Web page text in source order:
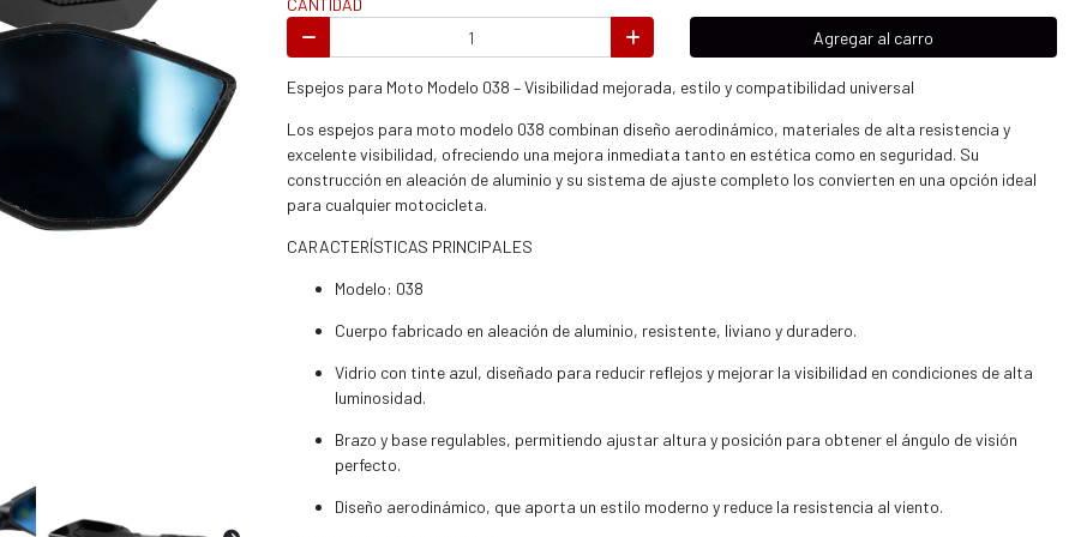
/ enduro
/ enduro / ATV
CANTIDAD
Agregar al carro
Espejos para Moto Modelo 038 – Visibilidad mejorada, estilo y compatibilidad universal
Los espejos para moto modelo 038 combinan diseño aerodinámico, materiales de alta resistencia y
excelente visibilidad, ofreciendo una mejora inmediata tanto en estética como en seguridad. Su
construcción en aleación de aluminio y su sistema de ajuste completo los convierten en una opción ideal
para cualquier motocicleta.
CARACTERÍSTICAS PRINCIPALES
Modelo: 038
Cuerpo fabricado en aleación de aluminio, resistente, liviano y duradero.
Vidrio con tinte azul, diseñado para reducir reflejos y mejorar la visibilidad en condiciones de alta
luminosidad.
Brazo y base regulables, permitiendo ajustar altura y posición para obtener el ángulo de visión
perfecto.
Diseño aerodinámico, que aporta un estilo moderno y reduce la resistencia al viento.